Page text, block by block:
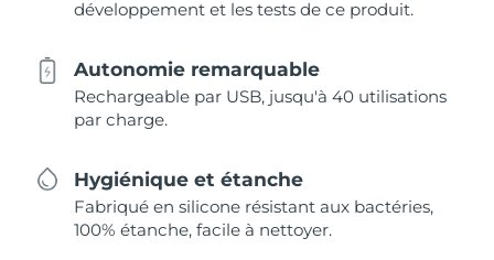
développement et les tests de ce produit.
Autonomie remarquable
Rechargeable par USB, jusqu'à 40 utilisations
par charge.
Hygiénique et étanche
Fabriqué en silicone résistant aux bactéries,
100% étanche, facile à nettoyer.